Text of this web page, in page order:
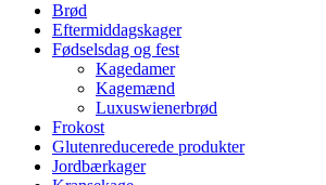
Brød
Eftermiddagskager
Fødselsdag og fest
Kagedamer
Kagemænd
Luxuswienerbrød
Frokost
Glutenreducerede produkter
Jordbærkager